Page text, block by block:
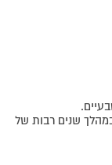
שנים רבות של